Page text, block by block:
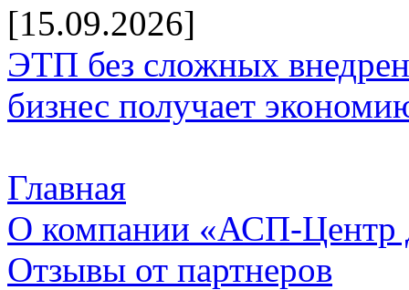
[15.09.2026]
ЭТП без сложных
бизнес получает
Главная
О компании «АСП-Центр
Отзывы от партнеров